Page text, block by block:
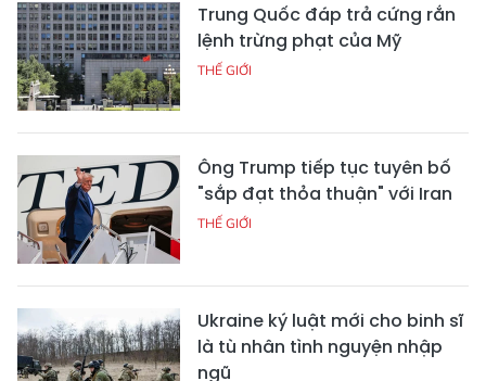
Trung Quốc đáp trả cứng rắn
lệnh trừng phạt của Mỹ
THẾ GIỚI
Ông Trump tiếp tục tuyên bố
"sắp đạt thỏa thuận" với Iran
THẾ GIỚI
Ukraine ký luật mới cho binh sĩ
là tù nhân tình nguyện nhập
ngũ